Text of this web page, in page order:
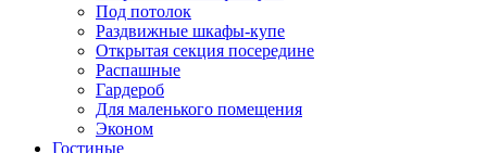
Под потолок
Раздвижные шкафы-купе
Открытая секция посередине
Распашные
Гардероб
Для маленького помещения
Эконом
Гостиные